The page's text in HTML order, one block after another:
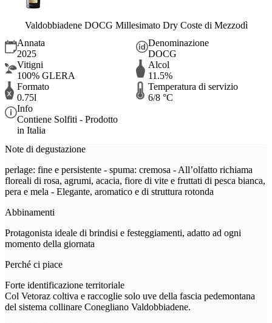
Valdobbiadene DOCG Millesimato Dry Coste di Mezzodì
Annata
2025
Denominazione
DOCG
Vitigni
100% GLERA
Alcol
11.5%
Formato
0.75l
Temperatura di servizio
6/8 °C
Info
Contiene Solfiti - Prodotto
in Italia
Note di degustazione
perlage: fine e persistente - spuma: cremosa - All’olfatto richiama
floreali di rosa, agrumi, acacia, fiore di vite e fruttati di pesca bianca,
pera e mela - Elegante, aromatico e di struttura rotonda
Abbinamenti
Protagonista ideale di brindisi e festeggiamenti, adatto ad ogni
momento della giornata
Perché ci piace
Forte identificazione territoriale
Col Vetoraz coltiva e raccoglie solo uve della fascia pedemontana
del sistema collinare Conegliano Valdobbiadene.